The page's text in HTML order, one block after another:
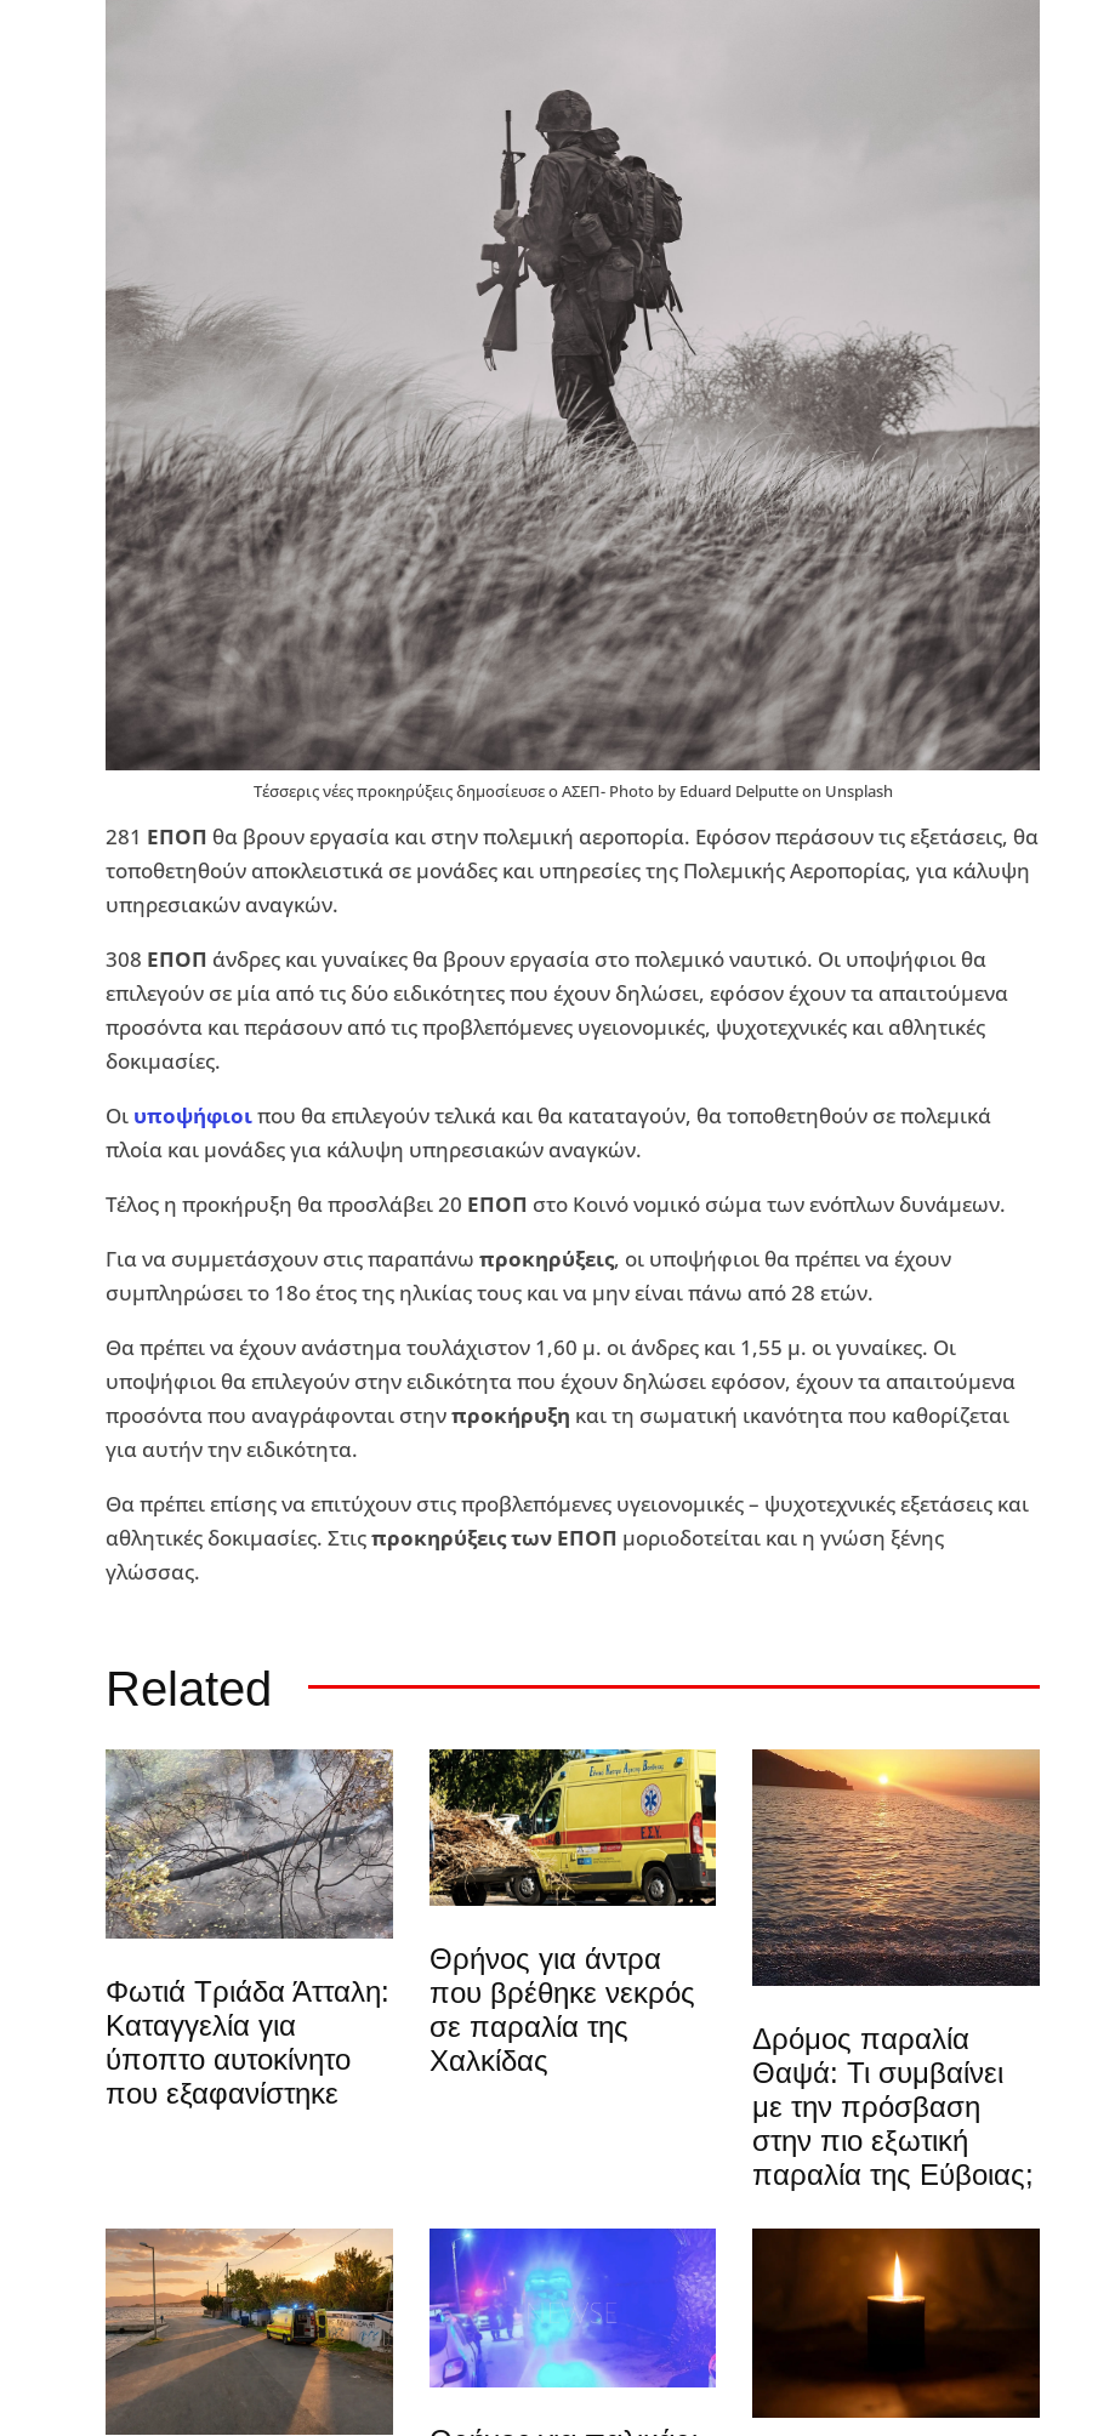
Τέσσερις νέες προκηρύξεις δημοσίευσε ο ΑΣΕΠ- Photo by Eduard Delputte on Unsplash
281 ΕΠΟΠ θα βρουν εργασία και στην πολεμική αεροπορία. Εφόσον περάσουν τις εξετάσεις, θα
τοποθετηθούν αποκλειστικά σε μονάδες και υπηρεσίες της Πολεμικής Αεροπορίας, για κάλυψη
υπηρεσιακών αναγκών.
308 ΕΠΟΠ άνδρες και γυναίκες θα βρουν εργασία στο πολεμικό ναυτικό. Οι υποψήφιοι θα
επιλεγούν σε μία από τις δύο ειδικότητες που έχουν δηλώσει, εφόσον έχουν τα απαιτούμενα
προσόντα και περάσουν από τις προβλεπόμενες υγειονομικές, ψυχοτεχνικές και αθλητικές
δοκιμασίες.
Οι υποψήφιοιπου θα επιλεγούν τελικά και θα καταταγούν, θα τοποθετηθούν σε πολεμικά
πλοία και μονάδες για κάλυψη υπηρεσιακών αναγκών.
Τέλος η προκήρυξη θα προσλάβει 20 ΕΠΟΠ στο Κοινό νομικό σώμα των ενόπλων δυνάμεων.
Για να συμμετάσχουν στις παραπάνω προκηρύξεις, οι υποψήφιοι θα πρέπει να έχουν
συμπληρώσει το 18ο έτος της ηλικίας τους και να μην είναι πάνω από 28 ετών.
Θα πρέπει να έχουν ανάστημα τουλάχιστον 1,60 μ. οι άνδρες και 1,55 μ. οι γυναίκες. Οι
υποψήφιοι θα επιλεγούν στην ειδικότητα που έχουν δηλώσει εφόσον, έχουν τα απαιτούμενα
προσόντα που αναγράφονται στηνπροκήρυξη και τη σωματική ικανότητα που καθορίζεται
για αυτήν την ειδικότητα.
Θα πρέπει επίσης να επιτύχουν στις προβλεπόμενες υγειονομικές – ψυχοτεχνικές εξετάσεις και
αθλητικές δοκιμασίες. Στιςπροκηρύξεις των ΕΠΟΠ μοριοδοτείται και η γνώση ξένης
γλώσσας.
Related
Φωτιά Τριάδα Άτταλη:
Καταγγελία για
ύποπτο αυτοκίνητο
που εξαφανίστηκε
Θρήνος για άντρα
που βρέθηκε νεκρός
σε παραλία της
Χαλκίδας
Δρόμος παραλία
Θαψά: Τι συμβαίνει
με την πρόσβαση
στην πιο εξωτική
παραλία της Εύβοιας;